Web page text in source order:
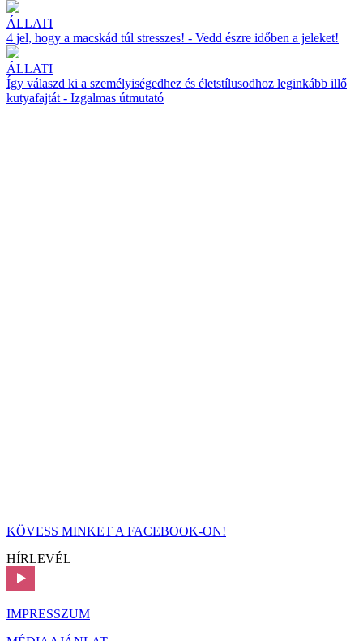
ÁLLATI
4 jel, hogy a macskád túl stresszes! - Vedd észre időben a jeleket!
ÁLLATI
Így válaszd ki a személyiségedhez és életstílusodhoz leginkább illő
kutyafajtát - Izgalmas útmutató
KÖVESS MINKET A FACEBOOK-ON!
HÍRLEVÉL
IMPRESSZUM